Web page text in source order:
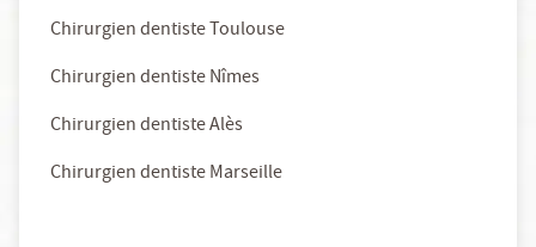
Chirurgien dentiste Toulouse
Chirurgien dentiste Nîmes
Chirurgien dentiste Alès
Chirurgien dentiste Marseille